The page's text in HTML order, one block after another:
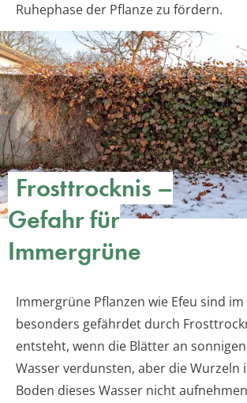
Ruhephase der Pflanze zu fördern.
Frosttrocknis –
Gefahr für
Immergrüne
Immergrüne Pflanzen wie Efeu sind
besonders gefährdet durch
entsteht, wenn die Blätter an
Wasser verdunsten, aber die Wurzeln
Boden dieses Wasser nicht